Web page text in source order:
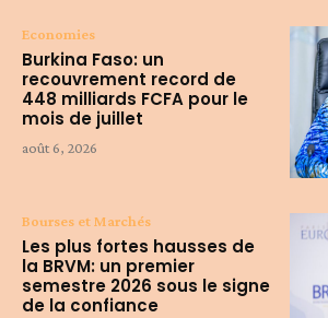
Economies
Burkina Faso: un
recouvrement record de
448 milliards FCFA pour le
mois de juillet
août 6, 2026
Bourses et Marchés
Les plus fortes hausses de
la BRVM: un premier
semestre 2026 sous le signe
de la confiance